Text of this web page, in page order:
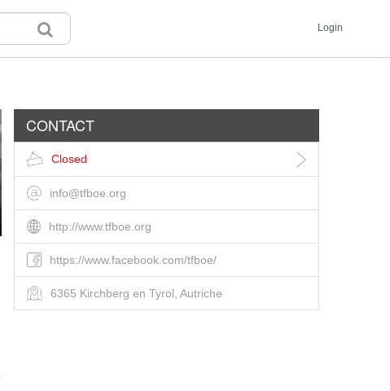
Login
CONTACT
Closed
info@tfboe.org
http://www.tfboe.org
https://www.facebook.com/tfboe/
6365 Kirchberg en Tyrol, Autriche